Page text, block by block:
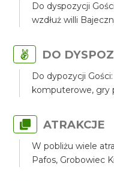
Do dyspozycji
wzdłuż willi
DO
Do dypozycji
komputerowe, gry
ATRAKCJE
W pobliżu wiele
Pafos, Grobowiec